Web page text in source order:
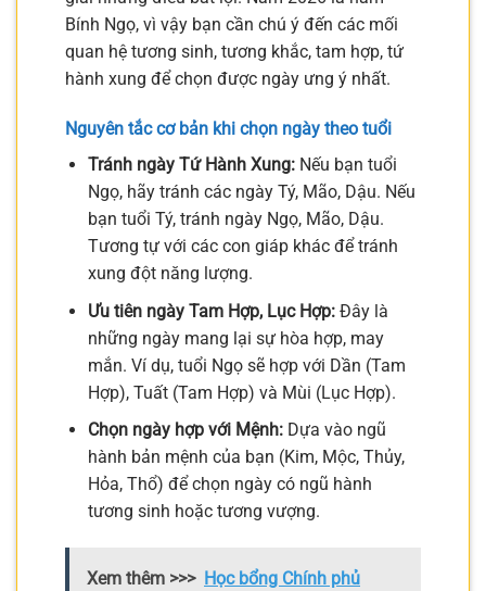
Bính Ngọ, vì vậy bạn cần chú ý đến các mối
quan hệ tương sinh, tương khắc, tam hợp, tứ
hành xung để chọn được ngày ưng ý nhất.
Nguyên tắc cơ bản khi chọn ngày theo tuổi
Tránh ngày Tứ Hành Xung:Nếu bạn tuổi
Ngọ, hãy tránh các ngày Tý, Mão, Dậu. Nếu
bạn tuổi Tý, tránh ngày Ngọ, Mão, Dậu.
Tương tự với các con giáp khác để tránh
xung đột năng lượng.
Ưu tiên ngày Tam Hợp, Lục Hợp:Đây là
những ngày mang lại sự hòa hợp, may
mắn. Ví dụ, tuổi Ngọ sẽ hợp với Dần (Tam
Hợp), Tuất (Tam Hợp) và Mùi (Lục Hợp).
Chọn ngày hợp với Mệnh:Dựa vào ngũ
hành bản mệnh của bạn (Kim, Mộc, Thủy,
Hỏa, Thổ) để chọn ngày có ngũ hành
tương sinh hoặc tương vượng.
Xem thêm >>> Học bổng Chính phủ